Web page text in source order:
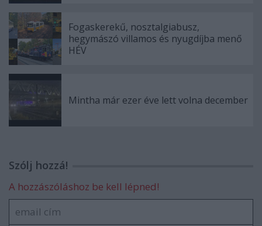
Fogaskerekű, nosztalgiabusz,
hegymászó villamos és nyugdíjba menő
HÉV
Mintha már ezer éve lett volna december
Szólj hozzá!
A hozzászóláshoz be kell lépned!